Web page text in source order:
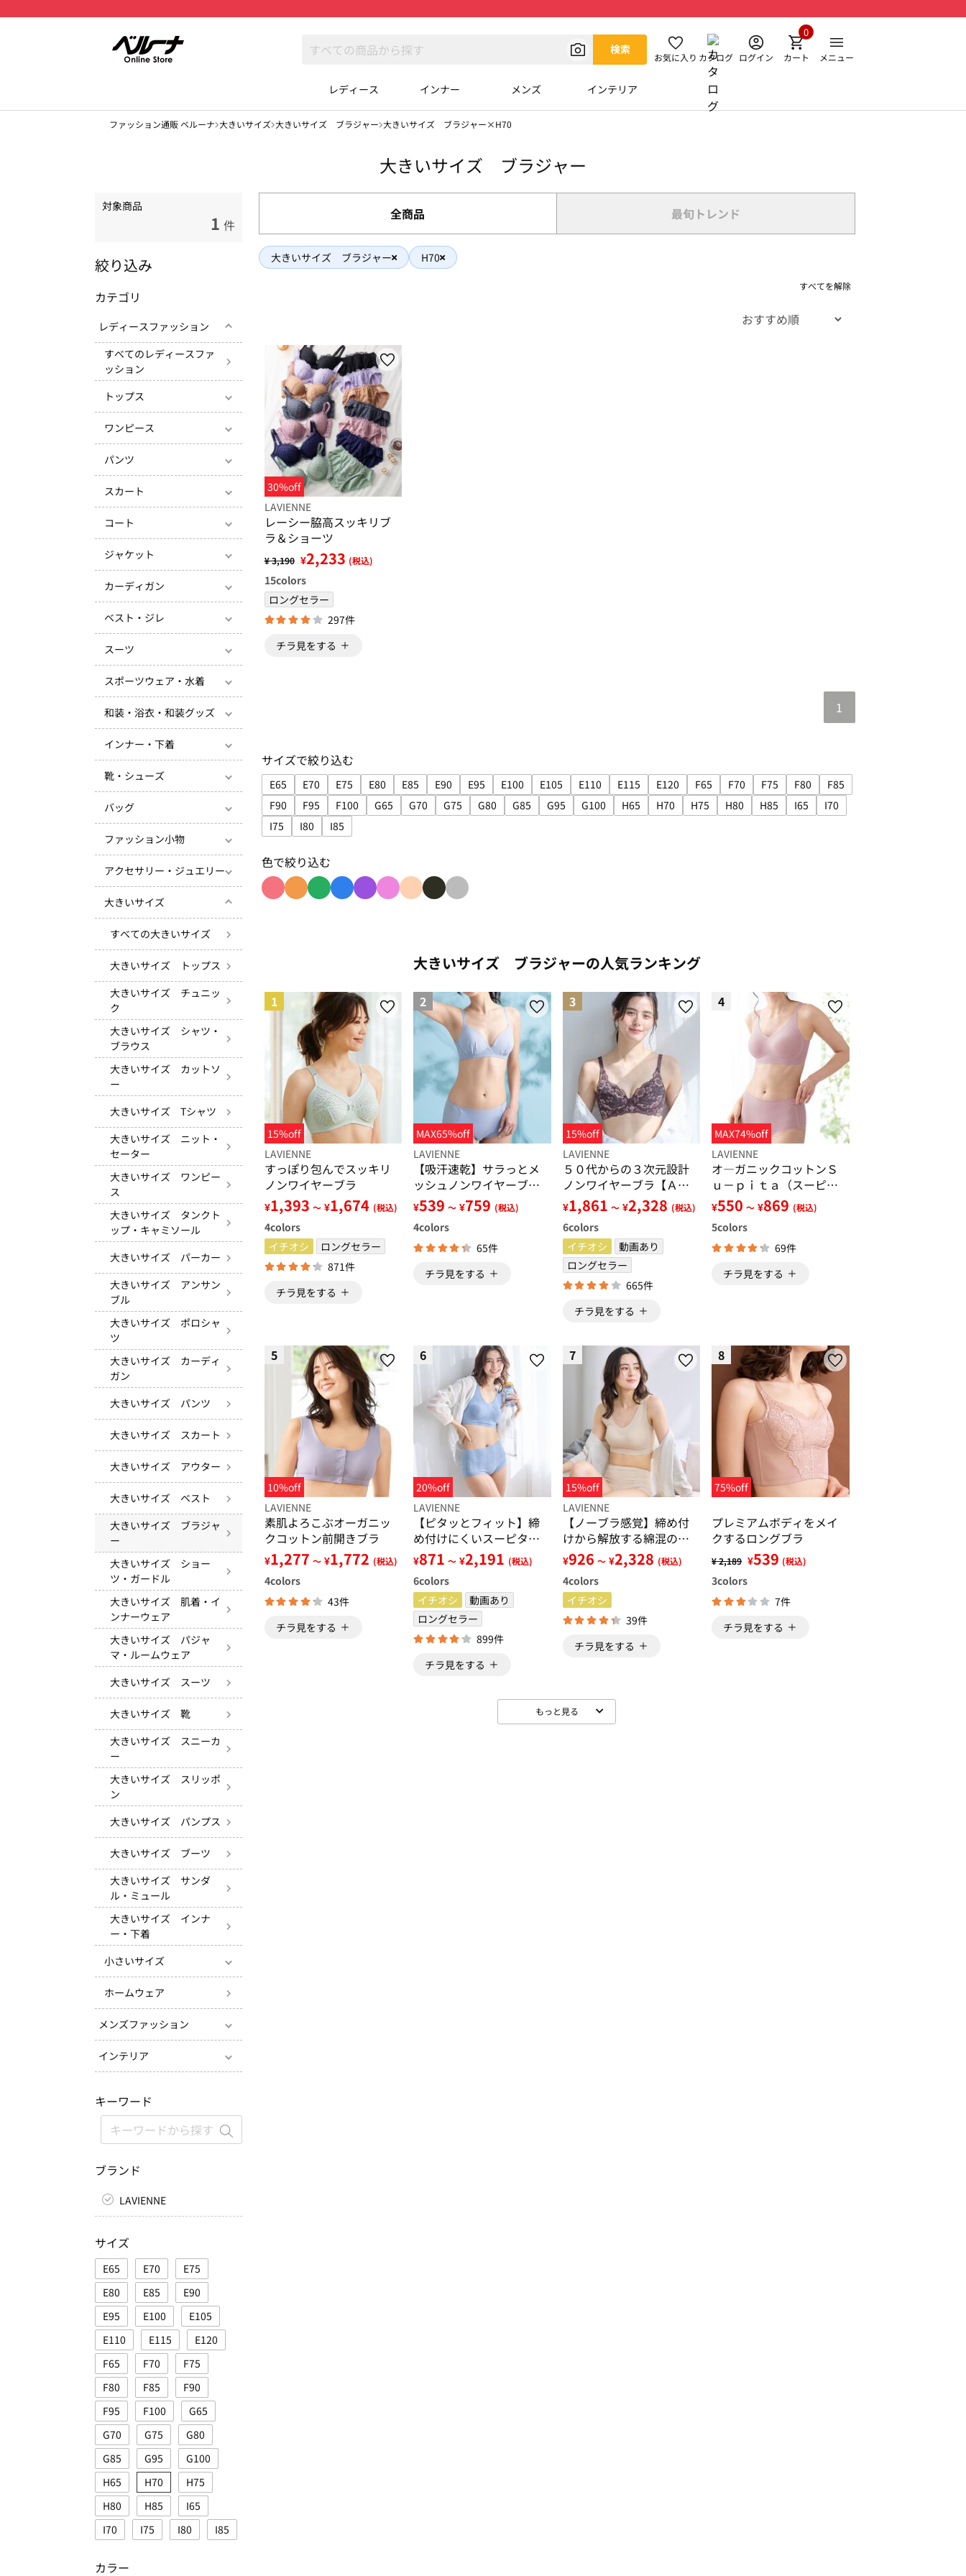
検索
お気に入り カタログ ログイン カート
0
メニュー
レディース インナー メンズ インテリア
ファッション通販 ベルーナ 大きいサイズ 大きいサイズ ブラジャー 大きいサイズ ブラジャー×H70
大きいサイズ ブラジャー
対象商品
1 件
絞り込み
カテゴリ
レディースファッション
すべてのレディースファ
ッション
トップス
ワンピース
パンツ
スカート
コート
ジャケット
カーディガン
ベスト・ジレ
スーツ
スポーツウェア・水着
和装・浴衣・和装グッズ
インナー・下着
靴・シューズ
バッグ
ファッション小物
アクセサリー・ジュエリー
大きいサイズ
すべての大きいサイズ
大きいサイズ トップス
大きいサイズ チュニッ
ク
大きいサイズ シャツ・
ブラウス
大きいサイズ カットソ
ー
大きいサイズ Tシャツ
大きいサイズ ニット・
セーター
大きいサイズ ワンピー
ス
大きいサイズ タンクト
ップ・キャミソール
大きいサイズ パーカー
大きいサイズ アンサン
ブル
大きいサイズ ポロシャ
ツ
大きいサイズ カーディ
ガン
大きいサイズ パンツ
大きいサイズ スカート
大きいサイズ アウター
大きいサイズ ベスト
大きいサイズ ブラジャ
ー
大きいサイズ ショー
ツ・ガードル
大きいサイズ 肌着・イ
ンナーウェア
大きいサイズ パジャ
マ・ルームウェア
大きいサイズ スーツ
大きいサイズ 靴
大きいサイズ スニーカ
ー
大きいサイズ スリッポ
ン
大きいサイズ パンプス
大きいサイズ ブーツ
大きいサイズ サンダ
ル・ミュール
大きいサイズ インナ
ー・下着
小さいサイズ
ホームウェア
メンズファッション
インテリア
キーワード
ブランド
LAVIENNE
サイズ
E65 E70
E75
E80
E85
E90
E95
E100
E105
E110
E115
E120
F65
F70
F75
F80
F85
F90
F95
F100
G65
G70
G75
G80
G85
G95
G100
H65
H70
H75
H80
H85
I65
I70
I75 I80 I85
カラー
全商品 最旬トレンド
大きいサイズ ブラジャー H70
すべてを解除
30%off
LAVIENNE
レーシー脇高スッキリブ
ラ＆ショーツ
¥ 3,190 ¥2,233 (税込)
15colors
ロングセラー
297件
チラ見をする
1
サイズで絞り込む
E65
サイズで絞り込み: E65
E70
サイズで絞り込み: E70
E75
サイズで絞り込み: E75
E80
サイズで絞り込み: E80
E85
サイズで絞り込み: E85
E90
サイズで絞り込み: E90
E95
サイズで絞り込み: E95
E100
サイズで絞り込み: E100
E105
サイズで絞り込み: E105
E110
サイズで絞り込み: E110
E115
サイズで絞り込み: E115
E120
サイズで絞り込み: E120
F65
サイズで絞り込み: F65
F70
サイズで絞り込み: F70
F75
サイズで絞り込み: F75
F80
サイズで絞り込み: F80
F85
サイズで絞り込み: F85
F90
サイズで絞り込み: F90
F95
サイズで絞り込み: F95
F100
サイズで絞り込み: F100
G65
サイズで絞り込み: G65
G70
サイズで絞り込み: G70
G75
サイズで絞り込み: G75
G80
サイズで絞り込み: G80
G85
サイズで絞り込み: G85
G95
サイズで絞り込み: G95
G100
サイズで絞り込み: G100
H65
サイズで絞り込み: H65
H70
サイズで絞り込み: H70
H75
サイズで絞り込み: H75
H80
サイズで絞り込み: H80
H85
サイズで絞り込み: H85
I65
サイズで絞り込み: I65
I70
サイズで絞り込み: I70
I75
サイズで絞り込み: I75
I80
サイズで絞り込み: I80
I85
サイズで絞り込み: I85
色で絞り込む
大きいサイズ ブラジャーの人気ランキング
1
15%off
LAVIENNE
すっぽり包んでスッキリ
ノンワイヤーブラ
¥1,393 ～ ¥1,674 (税込)
4colors
イチオシ
ロングセラー
871件
チラ見をする
2
MAX65%off
LAVIENNE
【吸汗速乾】サラっとメ
ッシュノンワイヤーブ
ラ・ショーツ（別売）
¥539 ～ ¥759 (税込)
4colors
65件
チラ見をする
3
15%off
LAVIENNE
５０代からの３次元設計
ノンワイヤーブラ【Ａ７
０～Ｄ９５】
¥1,861 ～ ¥2,328 (税込)
6colors
イチオシ
動画あり
ロングセラー
665件
チラ見をする
4
MAX74%off
LAVIENNE
オ―ガニックコットンＳ
ｕ－ｐｉｔａ（スーピ
タ）ブラ・ショーツ（別
売）
¥550 ～ ¥869 (税込)
5colors
69件
チラ見をする
5
10%off
LAVIENNE
素肌よろこぶオーガニッ
クコットン前開きブラ
¥1,277 ～ ¥1,772 (税込)
4colors
43件
チラ見をする
6
20%off
LAVIENNE
【ピタッとフィット】締
め付けにくいスーピタブ
ラ・ショーツ（別売）
¥871 ～ ¥2,191 (税込)
6colors
イチオシ
動画あり
ロングセラー
899件
チラ見をする
7
15%off
LAVIENNE
【ノーブラ感覚】締め付
けから解放する綿混のス
ーピタリラックスブラ・
ショーツ（別売）
¥926 ～ ¥2,328 (税込)
4colors
イチオシ
39件
チラ見をする
8
75%off
プレミアムボディをメイ
クするロングブラ
¥ 2,189 ¥539 (税込)
3colors
7件
チラ見をする
もっと見る